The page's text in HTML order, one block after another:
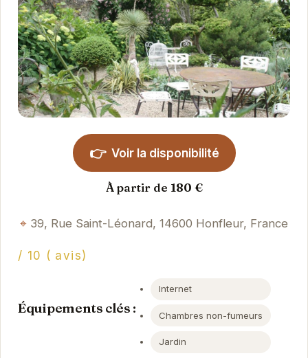
👉 Voir la disponibilité
À partir de 180 €
39, Rue Saint-Léonard, 14600 Honfleur, France
/ 10 ( avis)
Équipements clés :
Internet
Chambres non-fumeurs
Jardin